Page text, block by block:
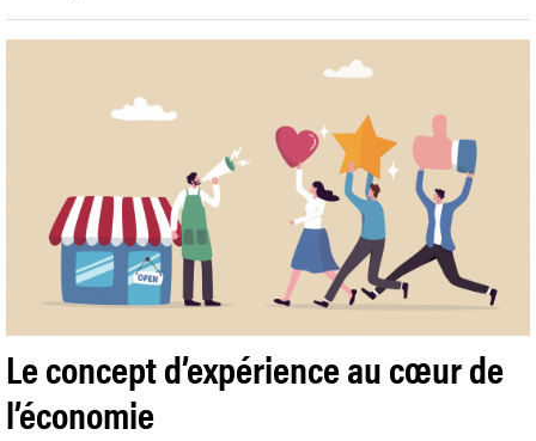
Le concept d’expérience au cœur de
l’économie